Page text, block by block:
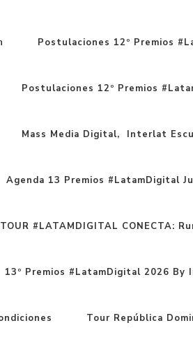
Postulaciones 12º Premios
Postulaciones 12º Premios
Mass Media Digital, Interlat
Agenda 13 Premios #LatamDigital
TOUR #LATAMDIGITAL CONECTA:
13º Premios #LatamDigital 2026
Tour República